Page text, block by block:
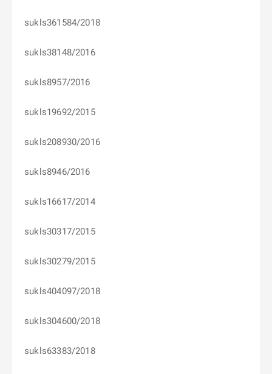
sukls361584/2018
sukls38148/2016
sukls8957/2016
sukls19692/2015
sukls208930/2016
sukls8946/2016
sukls16617/2014
sukls30317/2015
sukls30279/2015
sukls404097/2018
sukls304600/2018
sukls63383/2018